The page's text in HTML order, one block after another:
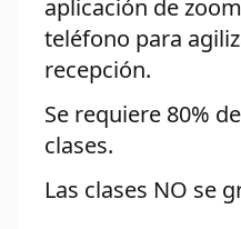
aplicación de
teléfono para
recepción.
Se requiere 80%
clases.
Las clases NO se